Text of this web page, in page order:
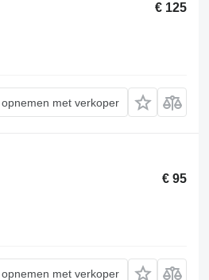
€ 125
met verkoper
€ 95
met verkoper